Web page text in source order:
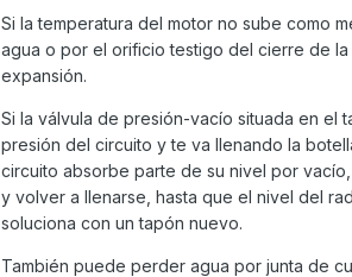
El refrigerante no esta mezclado con el
cilindro ni como digo haya salido del
Tengo la impresión que se ha ido la
en 45000 Km, lo que me lleva a pensar
segmentos del cilindro y cilindro para
150cc de no acarrear muchos otros
Si la temperatura del motor no sube como
agua o por el orificio testigo del cierre de
expansión.
Si la válvula de presión-vacío situada en el
presión del circuito y te va llenando la
circuito absorbe parte de su nivel por
y volver a llenarse, hasta que el nivel del
soluciona con un tapón nuevo.
También puede perder agua por junta de